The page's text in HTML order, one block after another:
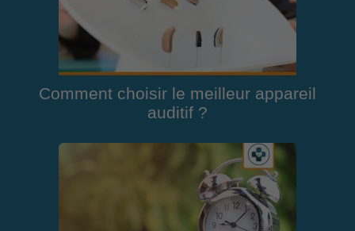
Comment choisir le meilleur appareil
auditif ?